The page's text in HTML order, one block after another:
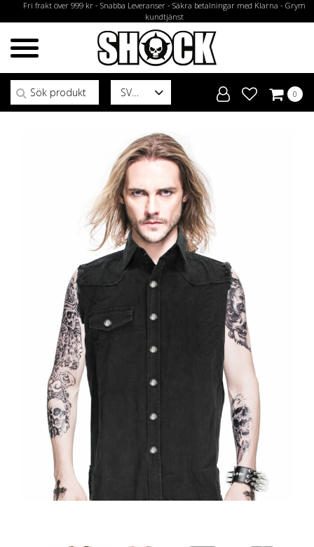
Fri frakt över 999 kr - Snabba Leveranser - Säkra betalningar med Klarna - Grym
kundtjänst
SV
Sök efter:
0